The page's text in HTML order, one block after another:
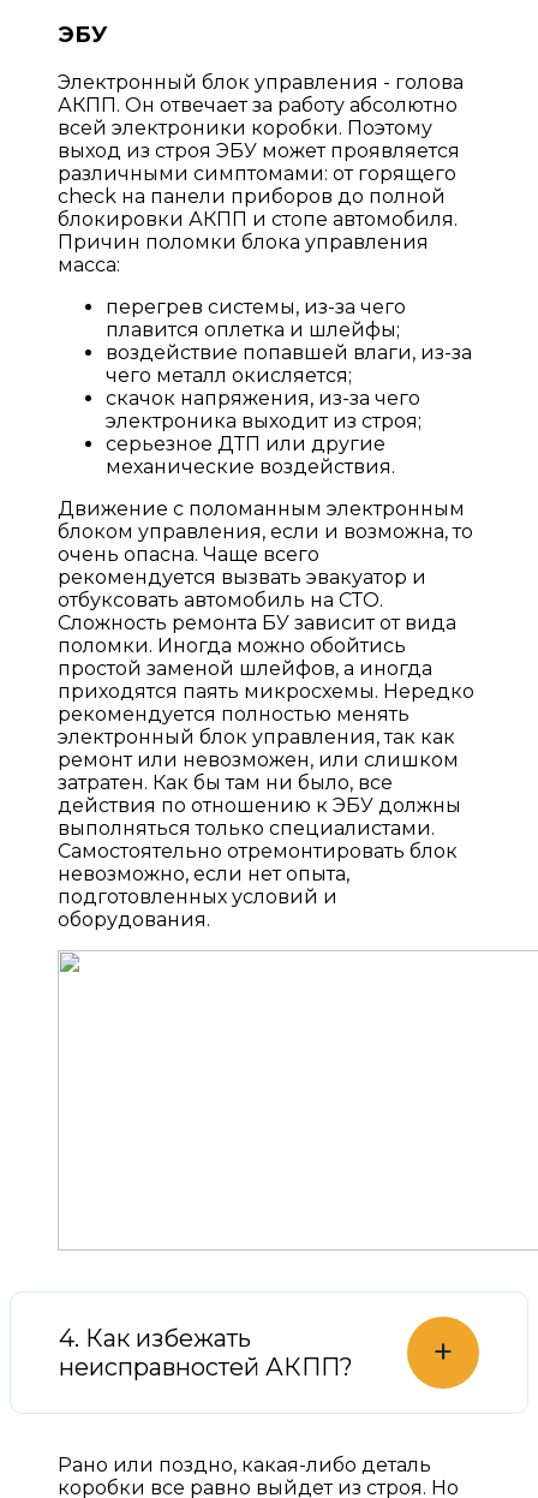
ЭБУ
Электронный блок управления - голова
АКПП. Он отвечает за работу абсолютно
всей электроники коробки. Поэтому
выход из строя ЭБУ может проявляется
различными симптомами: от горящего
check на панели приборов до полной
блокировки АКПП и стопе автомобиля.
Причин поломки блока управления
масса:
перегрев системы, из-за чего
плавится оплетка и шлейфы;
воздействие попавшей влаги, из-за
чего металл окисляется;
скачок напряжения, из-за чего
электроника выходит из строя;
серьезное ДТП или другие
механические воздействия.
Движение с поломанным электронным
блоком управления, если и возможна, то
очень опасна. Чаще всего
рекомендуется вызвать эвакуатор и
отбуксовать автомобиль на СТО.
Сложность ремонта БУ зависит от вида
поломки. Иногда можно обойтись
простой заменой шлейфов, а иногда
приходятся паять микросхемы. Нередко
рекомендуется полностью менять
электронный блок управления, так как
ремонт или невозможен, или слишком
затратен. Как бы там ни было, все
действия по отношению к ЭБУ должны
выполняться только специалистами.
Самостоятельно отремонтировать блок
невозможно, если нет опыта,
подготовленных условий и
оборудования.
4. Как избежать
неисправностей АКПП?
+
Рано или поздно, какая-либо деталь
коробки все равно выйдет из строя. Но